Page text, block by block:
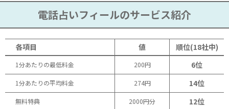
電話占いフィールのサービス紹介
各項目 値 順位(18社中)
1分あたりの最低料金 200円 6位
1分あたりの平均料金 274円 14位
無料特典 2000円分 12位